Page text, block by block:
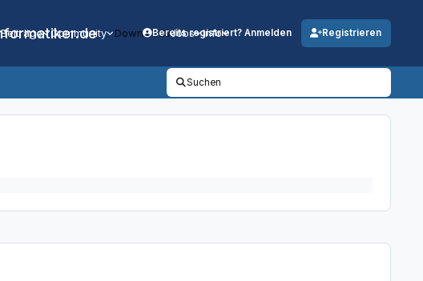
Beiträge Community DownloadsJobs Info
Bereits registriert? Anmelden Registrieren
Suchen